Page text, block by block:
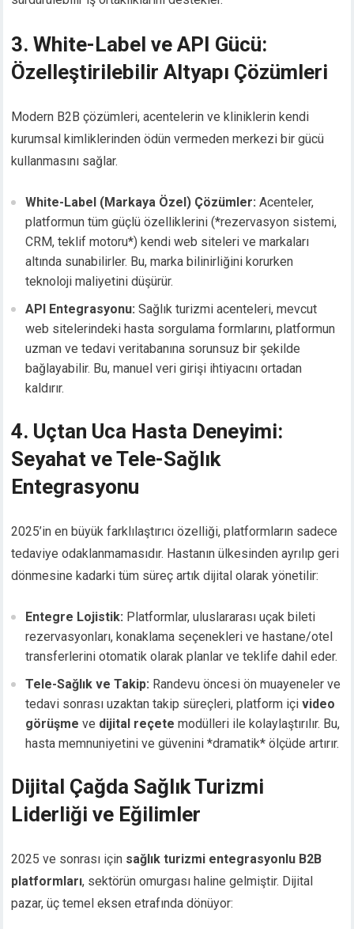
3. White-Label ve API Gücü:
Özelleştirilebilir Altyapı Çözümleri
Modern B2B çözümleri, acentelerin ve kliniklerin kendi
kurumsal kimliklerinden ödün vermeden merkezi bir gücü
kullanmasını sağlar.
White-Label (Markaya Özel) Çözümler: Acenteler,
platformun tüm güçlü özelliklerini (*rezervasyon sistemi,
CRM, teklif motoru*) kendi web siteleri ve markaları
altında sunabilirler. Bu, marka bilinirliğini korurken
teknoloji maliyetini düşürür.
API Entegrasyonu: Sağlık turizmi acenteleri, mevcut
web sitelerindeki hasta sorgulama formlarını, platformun
uzman ve tedavi veritabanına sorunsuz bir şekilde
bağlayabilir. Bu, manuel veri girişi ihtiyacını ortadan
kaldırır.
4. Uçtan Uca Hasta Deneyimi:
Seyahat ve Tele-Sağlık
Entegrasyonu
2025’in en büyük farklılaştırıcı özelliği, platformların sadece
tedaviye odaklanmamasıdır. Hastanın ülkesinden ayrılıp geri
dönmesine kadarki tüm süreç artık dijital olarak yönetilir:
Entegre Lojistik: Platformlar, uluslararası uçak bileti
rezervasyonları, konaklama seçenekleri ve hastane/otel
transferlerini otomatik olarak planlar ve teklife dahil eder.
Tele-Sağlık ve Takip: Randevu öncesi ön muayeneler ve
tedavi sonrası uzaktan takip süreçleri, platform içivideo
görüşme ve dijital reçete modülleri ile kolaylaştırılır. Bu,
hasta memnuniyetini ve güvenini *dramatik* ölçüde artırır.
Dijital Çağda Sağlık Turizmi
Liderliği ve Eğilimler
2025 ve sonrası için sağlık turizmi entegrasyonlu B2B
platformları, sektörün omurgası haline gelmiştir. Dijital
pazar, üç temel eksen etrafında dönüyor: